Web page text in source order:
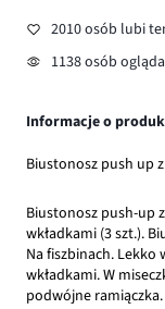
2010 osób lubi
1138 osób
Informacje o
Biustonosz push up
Biustonosz push-up
wkładkami (3 szt.).
Na fiszbinach. Lekko
wkładkami. W
podwójne